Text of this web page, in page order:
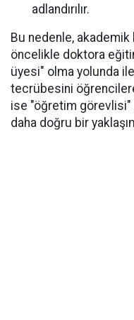
adlandırılır.
Bu nedenle, akademik
öncelikle doktora
üyesi" olma yolunda
tecrübesini
ise "öğretim görevlisi"
daha doğru bir